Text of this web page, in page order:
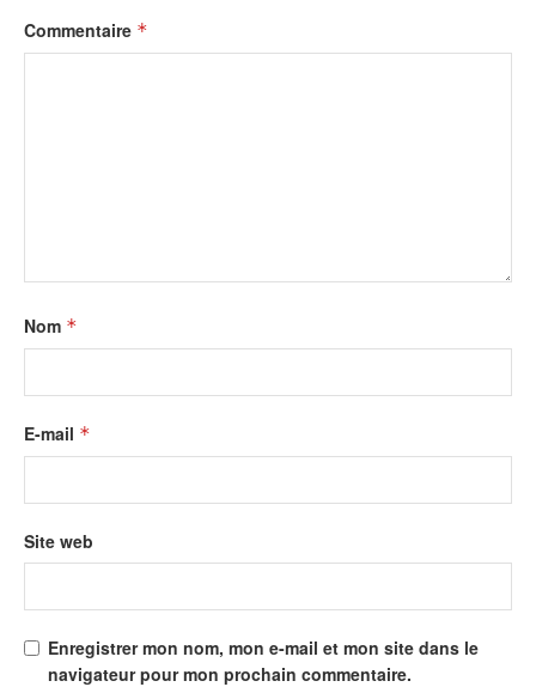
Commentaire *
Nom *
E-mail *
Site web
Enregistrer mon nom, mon e-mail et mon site dans le
navigateur pour mon prochain commentaire.